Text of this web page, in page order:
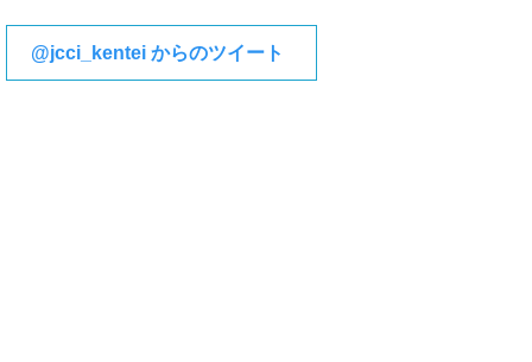
@jcci_kentei からのツイート